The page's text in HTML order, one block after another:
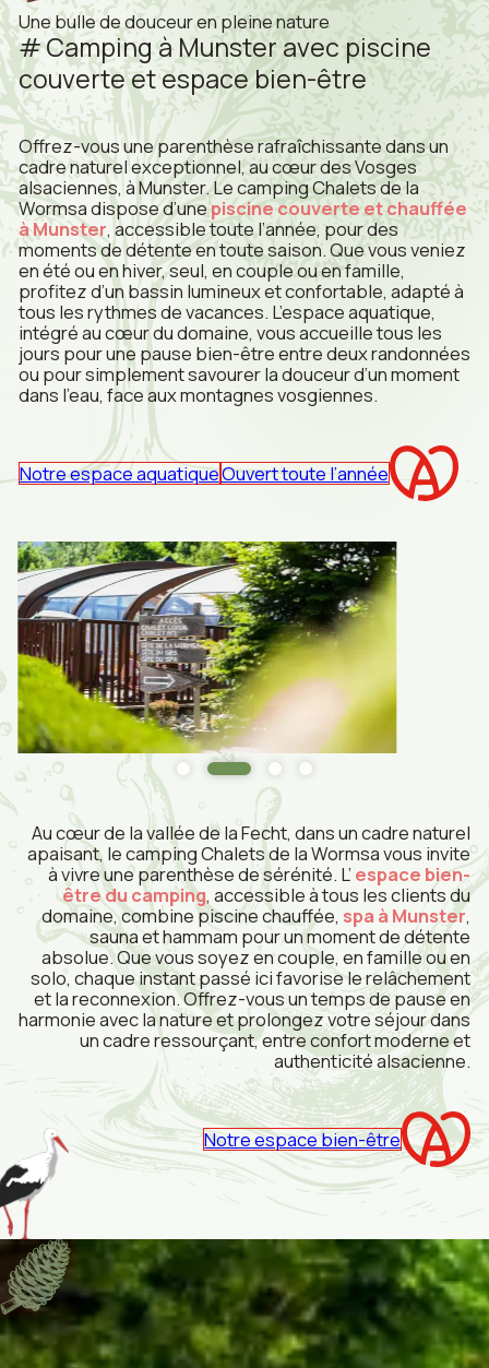
Une bulle de douceur en pleine nature
Camping à Munster avec piscine
couverte et espace bien-être
Offrez-vous une parenthèse rafraîchissante dans un
cadre naturel exceptionnel, au cœur des Vosges
alsaciennes, à Munster. Le camping Chalets de la
Wormsa dispose d’unepiscine couverte et chauffée
à Munster, accessible toute l’année, pour des
moments de détente en toute saison. Que vous veniez
en été ou en hiver, seul, en couple ou en famille,
profitez d’un bassin lumineux et confortable, adapté à
tous les rythmes de vacances. L’espace aquatique,
intégré au cœur du domaine, vous accueille tous les
jours pour une pause bien-être entre deux randonnées
ou pour simplement savourer la douceur d’un moment
dans l’eau, face aux montagnes vosgiennes.
Notre espace aquatiqueOuvert toute l’année
Au cœur de la vallée de la Fecht, dans un cadre naturel
apaisant, le camping Chalets de la Wormsa vous invite
à vivre une parenthèse de sérénité. L’ espace bien-
être du camping, accessible à tous les clients du
domaine, combine piscine chauffée, spa à Munster,
sauna et hammam pour un moment de détente
absolue. Que vous soyez en couple, en famille ou en
solo, chaque instant passé ici favorise le relâchement
et la reconnexion. Offrez-vous un temps de pause en
harmonie avec la nature et prolongez votre séjour dans
un cadre ressourçant, entre confort moderne et
authenticité alsacienne.
Notre espace bien-être